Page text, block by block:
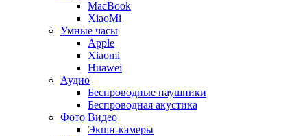
MacBook
XiaoMi
Умные часы
Apple
Xiaomi
Huawei
Аудио
Беспроводные наушники
Беспроводная акустика
Фото Видео
Экшн-камеры